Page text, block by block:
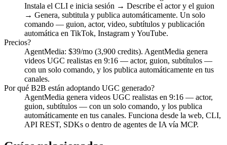
Instala el CLI e inicia sesión → Describe el actor y el guion
→ Genera, subtitula y publica automáticamente. Un solo
comando — guion, actor, video, subtítulos y publicación
automática en TikTok, Instagram y YouTube.
Precios?
AgentMedia: $39/mo (3,900 credits). AgentMedia genera
videos UGC realistas en 9:16 — actor, guion, subtítulos —
con un solo comando, y los publica automáticamente en tus
canales.
Por qué B2B están adoptando UGC generado?
AgentMedia genera videos UGC realistas en 9:16 — actor,
guion, subtítulos — con un solo comando, y los publica
automáticamente en tus canales. Funciona desde la web, CLI,
API REST, SDKs o dentro de agentes de IA vía MCP.